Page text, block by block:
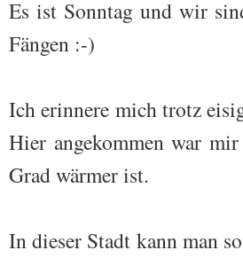
Es ist Sonntag und wir
Fängen :-)
Ich erinnere mich trotz
Hier angekommen war
Grad wärmer ist.
In dieser Stadt kann man